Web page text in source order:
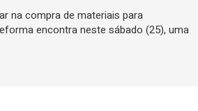
na compra de materiais para
encontra neste sábado (25), uma